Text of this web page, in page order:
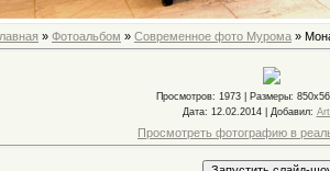
» Фотоальбом » Современное фото Мурома »
Просмотров: 1973 | Размеры:
Дата: 12.02.2014 | Добавил:
Просмотреть фотографию в